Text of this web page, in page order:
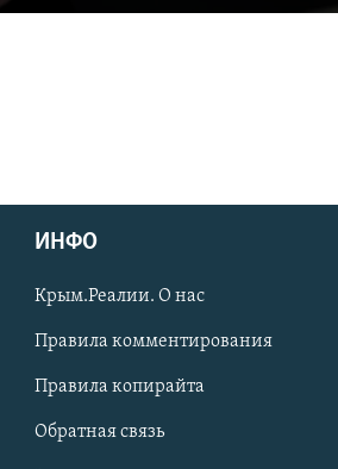
ИНФО
Крым.Реалии. О нас
Правила комментирования
Правила копирайта
Обратная связь